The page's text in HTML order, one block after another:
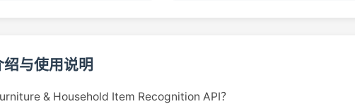
绍与使用说明
& Household Item Recognition API？